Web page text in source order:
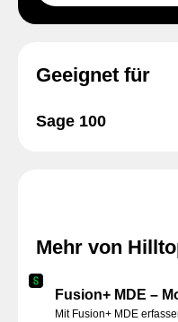
Geeignet für
Sage 100
Mehr von
Fusion+ MDE –